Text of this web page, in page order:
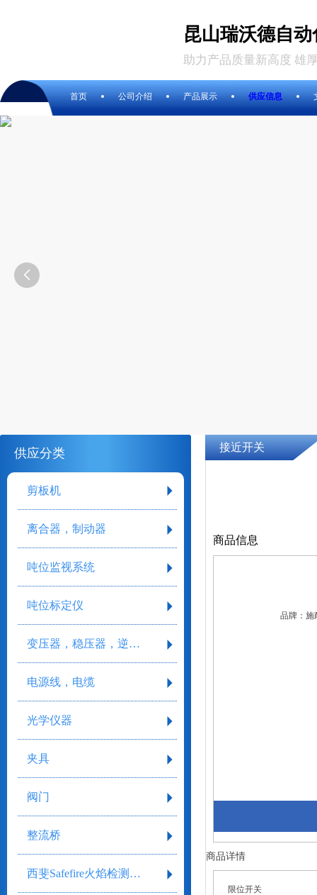
昆山瑞沃德自
助力产品质量新高度 雄
首页 公司介绍 产品展示 供应信息

供应分类
剪板机
离合器，制动器
吨位监视系统
吨位标定仪
变压器，稳压器，逆变器
电源线，电缆
光学仪器
夹具
阀门
整流桥
西斐Safefire火焰检测系统
接近开关
商品信息
品牌： 施
商品详情
限位开关